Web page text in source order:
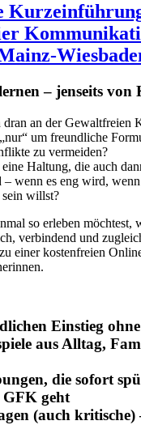
– jenseits von
dran an der Gewaltfreien
um freundliche
zu vermeiden?
Haltung, die auch
wenn es eng wird,
sein willst?
so erleben möchtest,
verbindend und
einer kostenfreien
Einstieg
aus Alltag,
die sofort
GFK geht
(auch kritische)